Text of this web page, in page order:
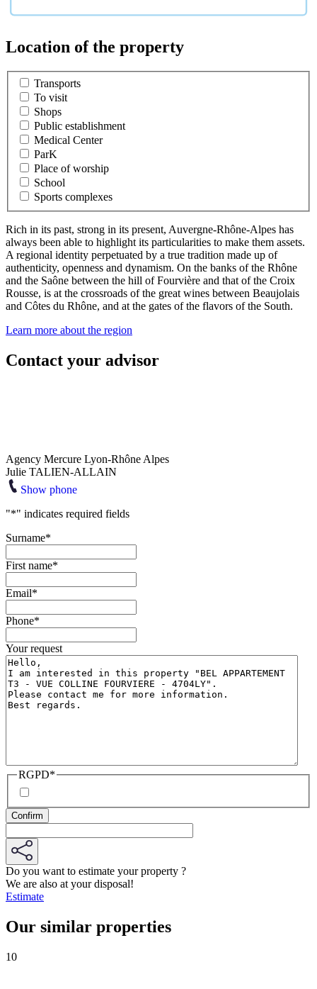
Location of the property
Transports
To visit
Shops
Public establishment
Medical Center
ParK
Place of worship
School
Sports complexes
Rich in its past, strong in its present, Auvergne-Rhône-Alpes has
always been able to highlight its particularities to make them assets.
A regional identity perpetuated by a true tradition made up of
authenticity, openness and dynamism. On the banks of the Rhône
and the Saône between the hill of Fourvière and that of the Croix
Rousse, is at the crossroads of the great wines between Beaujolais
and Côtes du Rhône, and at the gates of the flavors of the South.
Learn more about the region
Contact your advisor
Agency Mercure Lyon-Rhône Alpes
Julie TALIEN-ALLAIN
Show phone
"*" indicates required fields
Surname*
First name*
Email*
Phone*
Your request
RGPD*
Do you want to estimate your property ?
We are also at your disposal!
Estimate
Our similar properties
10